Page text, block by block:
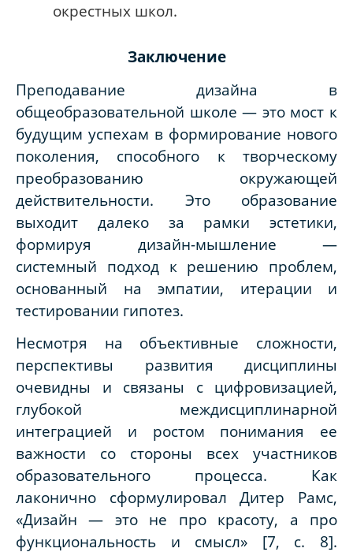
окрестных школ.
Заключение
Преподавание дизайна в
общеобразовательной школе — это мост к
будущим успехам в формирование нового
поколения, способного к творческому
преобразованию окружающей
действительности. Это образование
выходит далеко за рамки эстетики,
формируя дизайн-мышление —
системный подход к решению проблем,
основанный на эмпатии, итерации и
тестировании гипотез.
Несмотря на объективные сложности,
перспективы развития дисциплины
очевидны и связаны с цифровизацией,
глубокой междисциплинарной
интеграцией и ростом понимания ее
важности со стороны всех участников
образовательного процесса. Как
лаконично сформулировал Дитер Рамс,
«Дизайн — это не про красоту, а про
функциональность и смысл» [7, с. 8].